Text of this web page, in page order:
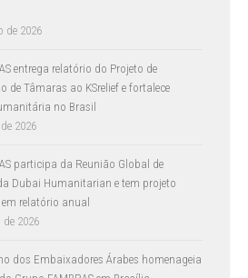
de 2026
entrega relatório do Projeto de
de Tâmaras ao KSrelief e fortalece
no Brasil
2026
participa da Reunião Global de
Dubai Humanitarian e tem projeto
relatório anual
2026
dos Embaixadores Árabes homenageia